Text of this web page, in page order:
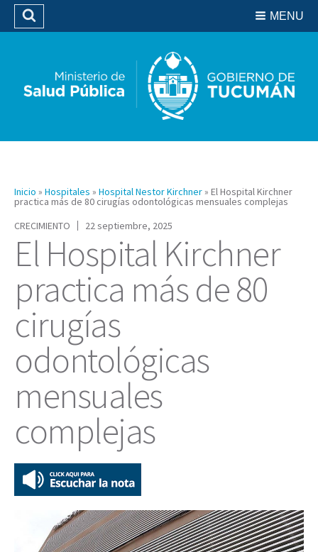
Biblioteca
MENU
Buscar
Inicio » Hospitales » Hospital Nestor Kirchner» El Hospital Kirchner
practica más de 80 cirugías odontológicas mensuales complejas
CRECIMIENTO
22 septiembre, 2025
El Hospital Kirchner
practica más de 80
cirugías
odontológicas
mensuales
complejas